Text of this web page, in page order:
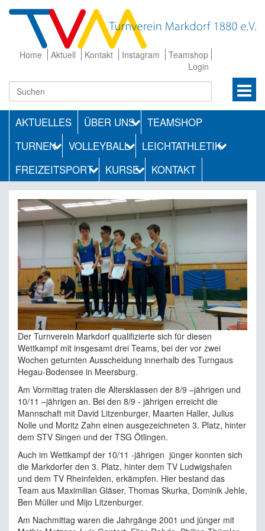
Home Aktuell Kontakt Instagram
Teamshop
Login
AKTUELLES ÜBER UNS
TEAMSHOP
TURNEN
VOLLEYBALL
LEICHTATHLETIK
FREIZEITSPORT
KURSE KONTAKT
Der Turnverein Markdorf qualifizierte sich für diesen
Wettkampf mit insgesamt drei Teams, bei der vor zwei
Wochen geturnten Ausscheidung innerhalb des Turngaus
Hegau-Bodensee in Meersburg.
Am Vormittag traten die Altersklassen der 8/9 –jährigen und
10/11 –jährigen an. Bei den 8/9 - jährigen erreicht die
Mannschaft mit David Litzenburger, Maarten Haller, Julius
Nolle und Moritz Zahn einen ausgezeichneten 3. Platz, hinter
dem STV Singen und der TSG Ötlingen.
Auch im Wettkampf der 10/11 -jährigen jünger konnten sich
die Markdorfer den 3. Platz, hinter dem TV Ludwigshafen
und dem TV Rheinfelden, erkämpfen. Hier bestand das
Team aus Maximilian Gläser, Thomas Skurka, Dominik Jehle,
Ben Müller und Mijo Litzenburger.
Am Nachmittag waren die Jahrgänge 2001 und jünger mit